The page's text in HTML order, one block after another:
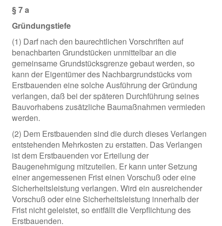
§ 7 a
Gründungstiefe
(1) Darf nach den baurechtlichen Vorschriften auf
benachbarten Grundstücken unmittelbar an die
gemeinsame Grundstücksgrenze gebaut werden, so
kann der Eigentümer des Nachbargrundstücks vom
Erstbauenden eine solche Ausführung der Gründung
verlangen, daß bei der späteren Durchführung seines
Bauvorhabens zusätzliche Baumaßnahmen vermieden
werden.
(2) Dem Erstbauenden sind die durch dieses Verlangen
entstehenden Mehrkosten zu erstatten. Das Verlangen
ist dem Erstbauenden vor Erteilung der
Baugenehmigung mitzuteilen. Er kann unter Setzung
einer angemessenen Frist einen Vorschuß oder eine
Sicherheitsleistung verlangen. Wird ein ausreichender
Vorschuß oder eine Sicherheitsleistung innerhalb der
Frist nicht geleistet, so entfällt die Verpflichtung des
Erstbauenden.